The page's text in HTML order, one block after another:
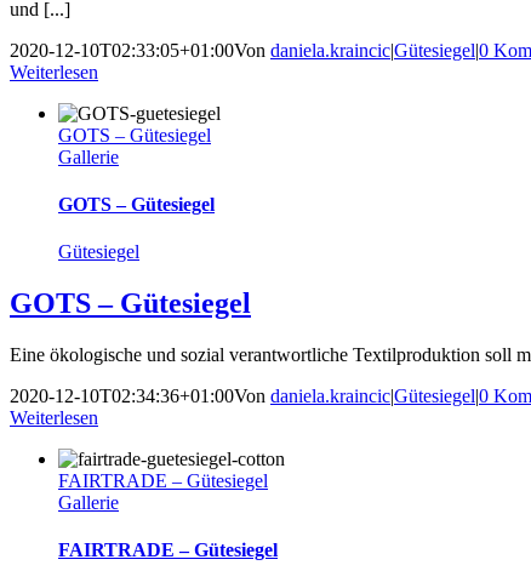
und [...]
2020-12-10T02:33:05+01:00Von daniela.kraincic|Gütesiegel|0
Weiterlesen
GOTS ‒ Gütesiegel
Gallerie
GOTS ‒ Gütesiegel
Gütesiegel
GOTS ‒ Gütesiegel
Eine ökologische und sozial verantwortliche Textilproduktion soll
2020-12-10T02:34:36+01:00Von daniela.kraincic|Gütesiegel|0
Weiterlesen
FAIRTRADE ‒ Gütesiegel
Gallerie
FAIRTRADE ‒ Gütesiegel